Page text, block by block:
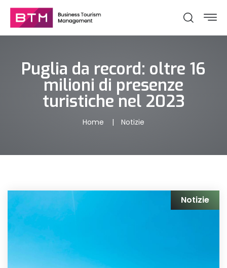
Puglia da record: oltre 16
milioni di presenze
turistiche nel 2023
Home Notizie
Notizie